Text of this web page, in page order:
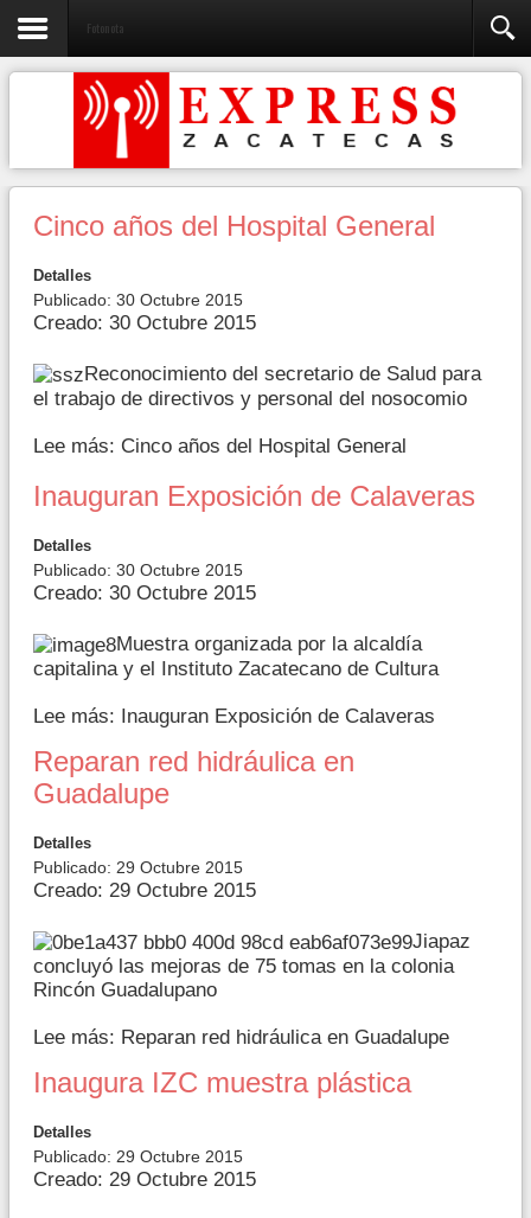
Fotonota
Cinco años del Hospital General
Detalles
Publicado: 30 Octubre 2015
Creado: 30 Octubre 2015
Reconocimiento del secretario de Salud para
el trabajo de directivos y personal del nosocomio
Lee más: Cinco años del Hospital General
Inauguran Exposición de Calaveras
Detalles
Publicado: 30 Octubre 2015
Creado: 30 Octubre 2015
Muestra organizada por la alcaldía
capitalina y el Instituto Zacatecano de Cultura
Lee más: Inauguran Exposición de Calaveras
Reparan red hidráulica en
Guadalupe
Detalles
Publicado: 29 Octubre 2015
Creado: 29 Octubre 2015
Jiapaz
concluyó las mejoras de 75 tomas en la colonia
Rincón Guadalupano
Lee más: Reparan red hidráulica en Guadalupe
Inaugura IZC muestra plástica
Detalles
Publicado: 29 Octubre 2015
Creado: 29 Octubre 2015